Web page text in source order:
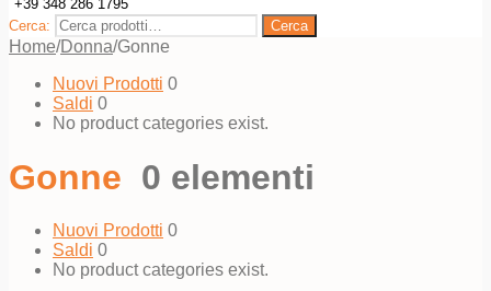
+39 348 286 1795
Cerca:
Cerca
Home/Donna/Gonne
Nuovi Prodotti 0
Saldi 0
No product categories exist.
Gonne 0 elementi
Nuovi Prodotti 0
Saldi 0
No product categories exist.